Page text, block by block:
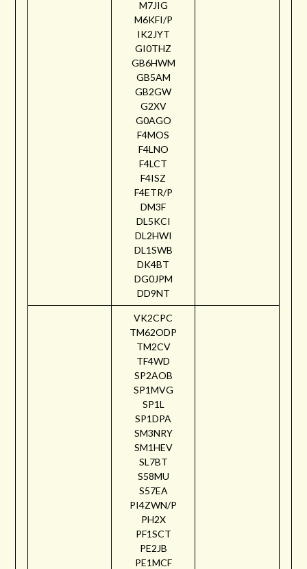
M7JIG
M6KFI/P
IK2JYT
GI0THZ
GB6HWM
GB5AM
GB2GW
G2XV
G0AGO
F4MOS
F4LNO
F4LCT
F4ISZ
F4ETR/P
DM3F
DL5KCI
DL2HWI
DL1SWB
DK4BT
DG0JPM
DD9NT
VK2CPC
TM62ODP
TM2CV
TF4WD
SP2AOB
SP1MVG
SP1L
SP1DPA
SM3NRY
SM1HEV
SL7BT
S58MU
S57EA
PI4ZWN/P
PH2X
PF1SCT
PE2JB
PE1MCF